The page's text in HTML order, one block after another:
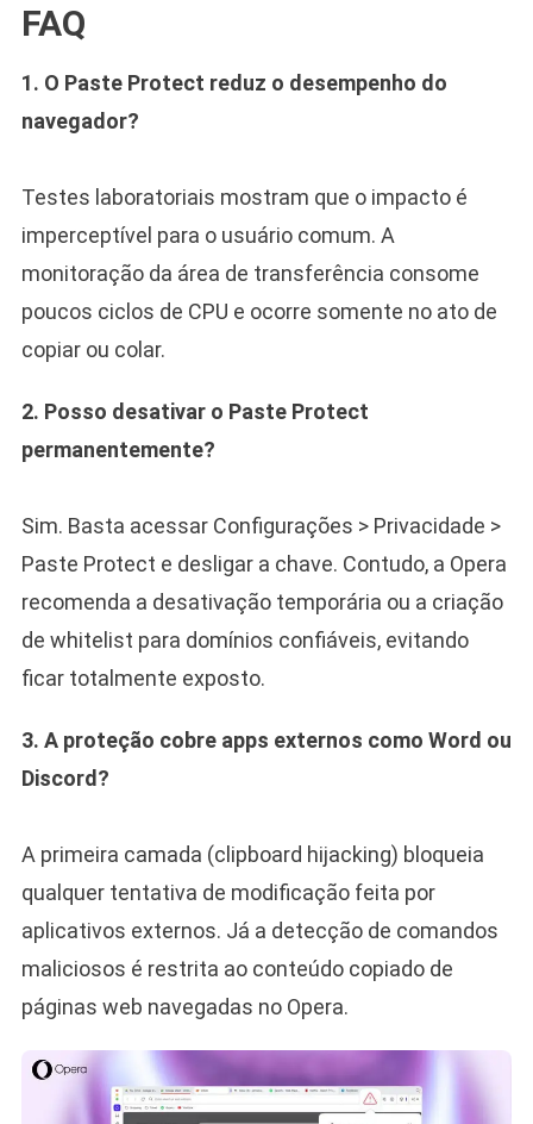
FAQ
1. O Paste Protect reduz o desempenho do
navegador?
Testes laboratoriais mostram que o impacto é
imperceptível para o usuário comum. A
monitoração da área de transferência consome
poucos ciclos de CPU e ocorre somente no ato de
copiar ou colar.
2. Posso desativar o Paste Protect
permanentemente?
Sim. Basta acessar Configurações > Privacidade >
Paste Protect e desligar a chave. Contudo, a Opera
recomenda a desativação temporária ou a criação
de whitelist para domínios confiáveis, evitando
ficar totalmente exposto.
3. A proteção cobre apps externos como Word ou
Discord?
A primeira camada (clipboard hijacking) bloqueia
qualquer tentativa de modificação feita por
aplicativos externos. Já a detecção de comandos
maliciosos é restrita ao conteúdo copiado de
páginas web navegadas no Opera.